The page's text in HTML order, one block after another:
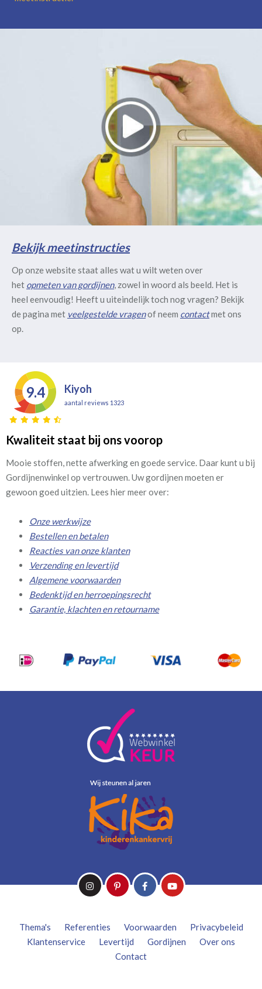
Bekijk meetinstructies
Op onze website staat alles wat u wilt weten over
het opmeten van gordijnen, zowel in woord als beeld. Het is
heel eenvoudig! Heeft u uiteindelijk toch nog vragen? Bekijk
de pagina met veelgestelde vragenof neem contactmet ons
op.
9.4 Kiyoh
aantal reviews 1323
Kwaliteit staat bij ons voorop
Mooie stoffen, nette afwerking en goede service. Daar kunt u bij
Gordijnenwinkel op vertrouwen. Uw gordijnen moeten er
gewoon goed uitzien. Lees hier meer over:
Onze werkwijze
Bestellen en betalen
Reacties van onze klanten
Verzending en levertijd
Algemene voorwaarden
Bedenktijd en herroepingsrecht
Garantie, klachten en retourname
Thema's Referenties Voorwaarden
Privacybeleid
Klantenservice
Levertijd Gordijnen
Over ons
Contact